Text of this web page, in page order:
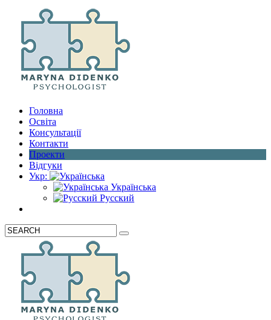
Головна
Освіта
Консультації
Контакти
Проекти
Відгуки
Укр:
Українська
Русский